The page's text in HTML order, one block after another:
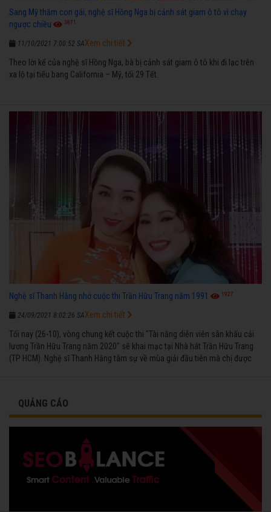
Sang Mỹ thăm con gái, nghệ sĩ Hồng Nga bị cảnh sát giam ô tô vì chạy
ngược chiều
3871
11/10/2021 7:00:52 SA
Theo lời kể của nghệ sĩ Hồng Nga, bà bị cảnh sát giam ô tô khi đi lạc trên
xa lộ tại tiểu bang California – Mỹ, tối 29 Tết.
Xem chi tiết
Nghệ sĩ Thanh Hằng nhớ cuộc thi Trần Hữu Trang năm 1991 1927
24/09/2021 8:02:26 SA
Tối nay (26-10), vòng chung kết cuộc thi "Tài năng diễn viên sân khấu cải
lương Trần Hữu Trang năm 2020" sẽ khai mạc tại Nhà hát Trần Hữu Trang
(TP HCM). Nghệ sĩ Thanh Hằng tâm sự về mùa giải đầu tiên mà chị được
Xem chi tiết
QUẢNG CÁO